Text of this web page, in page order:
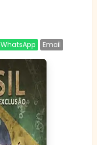
WhatsApp Email